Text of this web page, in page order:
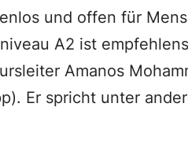
und offen für
A2 ist
Amanos
Er spricht unter